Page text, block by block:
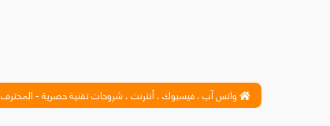
واتس آب ، فيسبوك ، أنترنت ، شروحات تقنية حصرية - المحترف